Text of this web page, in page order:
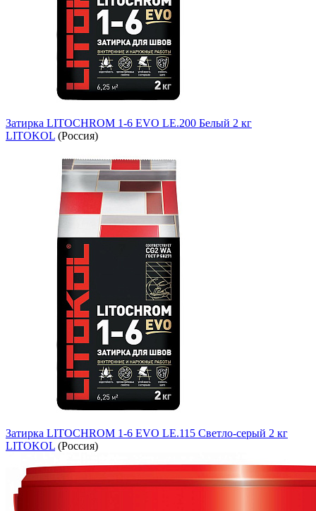
Затирка LITOCHROM 1-6 EVO LE.200 Белый 2 кг
LITOKOL (Россия)
Затирка LITOCHROM 1-6 EVO LE.115 Светло-серый 2 кг
LITOKOL (Россия)